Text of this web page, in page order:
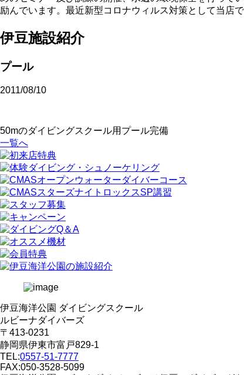
励んでいます。最近新型コロナウィルス対策として当店
伊豆施設紹介
プール
2011/08/10
50mのダイビングスクール用プール完備
一覧へ
伊豆海洋公園 ダイビングスクール
ルビーナダイバーズ
〒413-0231
静岡県伊東市富戸829-1
TEL:0557-51-7777
FAX:050-3528-5099